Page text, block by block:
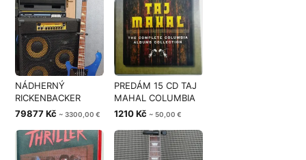
NÁDHERNÝ
RICKENBACKER
4003 MIDNIGHT
79877 Kč ~ 3300,00 €
PREDÁM 15 CD TAJ
MAHAL COLUMBIA
COMPLETE
1210 Kč ~ 50,00 €